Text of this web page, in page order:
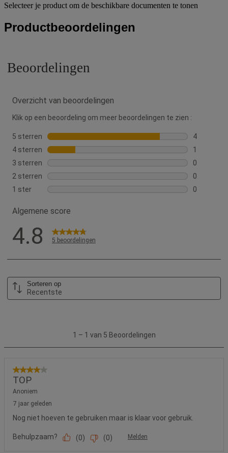
Selecteer je product om de beschikbare documenten te tonen
Productbeoordelingen